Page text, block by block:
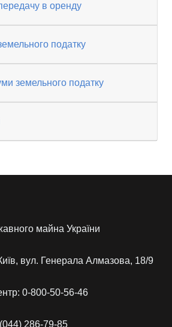
в оренду
податку
земельного податку
майна України
вул. Генерала Алмазова, 18/9
0-800-50-56-46
286-79-85